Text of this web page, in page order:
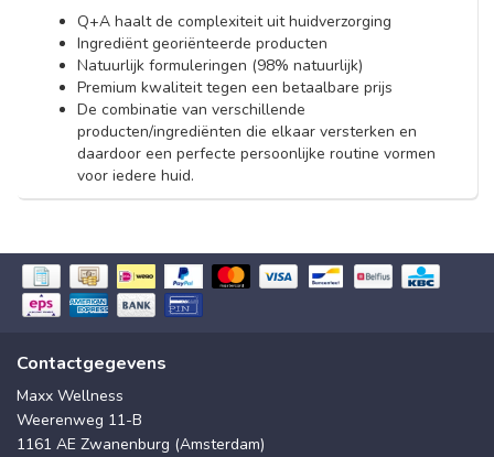
Q+A haalt de complexiteit uit huidverzorging
Ingrediënt georiënteerde producten
Natuurlijk formuleringen (98% natuurlijk)
Premium kwaliteit tegen een betaalbare prijs
De combinatie van verschillende
producten/ingrediënten die elkaar versterken en
daardoor een perfecte persoonlijke routine vormen
voor iedere huid.
Contactgegevens
Maxx Wellness
Weerenweg 11-B
1161 AE Zwanenburg (Amsterdam)